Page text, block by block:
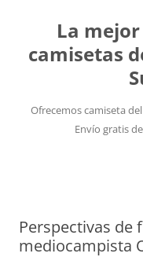
La
camisetas
Ofrecemos camiseta
Envío gratis
Perspectivas de
mediocampista